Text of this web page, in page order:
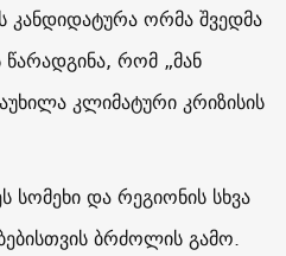
კანდიდატურა ორმა შვედმა
რომ „მან
კლიმატური კრიზისის
სომეხი და რეგიონის სხვა
ბრძოლის გამო.